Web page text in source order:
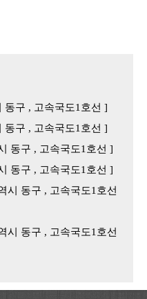
동구 , 고속국도1호선 ]
동구 , 고속국도1호선 ]
동구 , 고속국도1호선 ]
동구 , 고속국도1호선 ]
시 동구 , 고속국도1호선
시 동구 , 고속국도1호선